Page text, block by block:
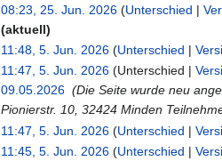
08:23, 25. Jun. 2026
Unterschied
aktuell
11:48, 5. Jun. 2026
Unterschied
11:47, 5. Jun. 2026
Unterschied
09.05.2026 ‎ Die Seite wurde neu
Pionierstr. 10, 32424 Minden
11:47, 5. Jun. 2026
Unterschied
11:45, 5. Jun. 2026
Unterschied